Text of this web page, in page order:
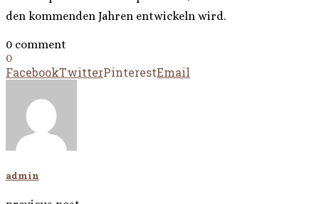
den kommenden Jahren entwickeln wird.
0 comment
0
FacebookTwitterPinterestEmail
admin